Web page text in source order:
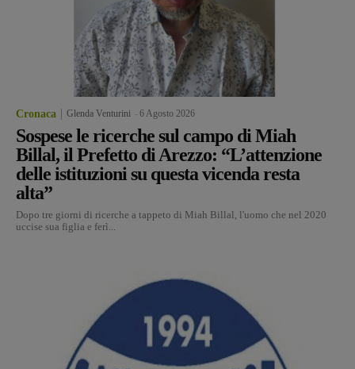
Cronaca Glenda Venturini 6 Agosto 2026
Sospese le ricerche sul campo di Miah
Billal, il Prefetto di Arezzo: “L’attenzione
delle istituzioni su questa vicenda resta
alta”
Dopo tre giorni di ricerche a tappeto di Miah Billal, l'uomo che nel 2020
uccise sua figlia e ferì...